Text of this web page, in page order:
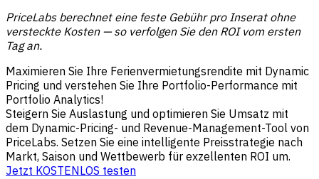
PriceLabs berechnet eine feste Gebühr pro Inserat ohne
versteckte Kosten — so verfolgen Sie den ROI vom ersten
Tag an.
Maximieren Sie Ihre Ferienvermietungsrendite mit Dynamic
Pricing und verstehen Sie Ihre Portfolio-Performance mit
Portfolio Analytics!
Steigern Sie Auslastung und optimieren Sie Umsatz mit
dem Dynamic-Pricing- und Revenue-Management-Tool von
PriceLabs. Setzen Sie eine intelligente Preisstrategie nach
Markt, Saison und Wettbewerb für exzellenten ROI um.
Jetzt KOSTENLOS testen